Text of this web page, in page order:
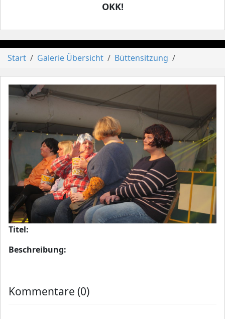
OKK!
Start Galerie Übersicht Büttensitzung
Titel:
Beschreibung:
Kommentare (0)